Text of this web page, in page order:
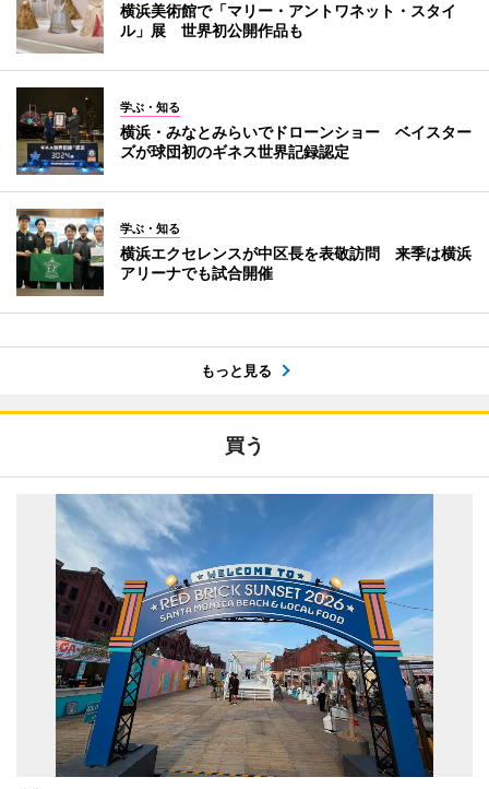
横浜美術館で「マリー・アントワネット・スタイ
ル」展 世界初公開作品も
学ぶ・知る
横浜・みなとみらいでドローンショー ベイスター
ズが球団初のギネス世界記録認定
学ぶ・知る
横浜エクセレンスが中区長を表敬訪問 来季は横浜
アリーナでも試合開催
もっと見る
買う